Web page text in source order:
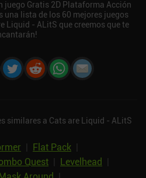
juego Gratis 2D Plataforma Acción
una lista de los 60 mejores juegos
Liquid - ALitS que creemos que te
similares a Cats are Liquid - ALitS
Flat Pack
Quest Levelhead